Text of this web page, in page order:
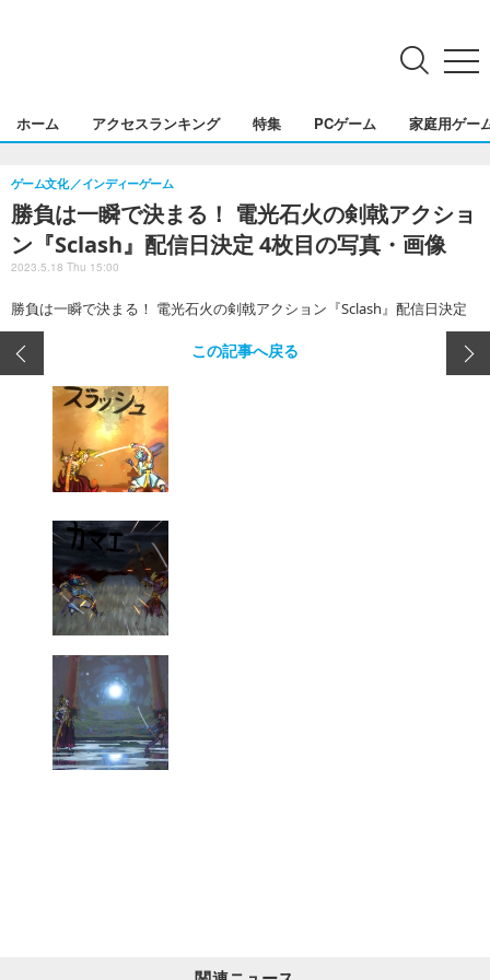
ホーム アクセスランキング 特集 PCゲーム 家庭用ゲー
勝負は一瞬で決まる！ 電光石火の剣戟アクショ
ン『Sclash』配信日決定 4枚目の写真・画像
ゲーム文化 インディーゲーム
2023.5.18 Thu 15:00
勝負は一瞬で決まる！ 電光石火の剣戟アクション『Sclash』配信日決定
この記事へ戻る